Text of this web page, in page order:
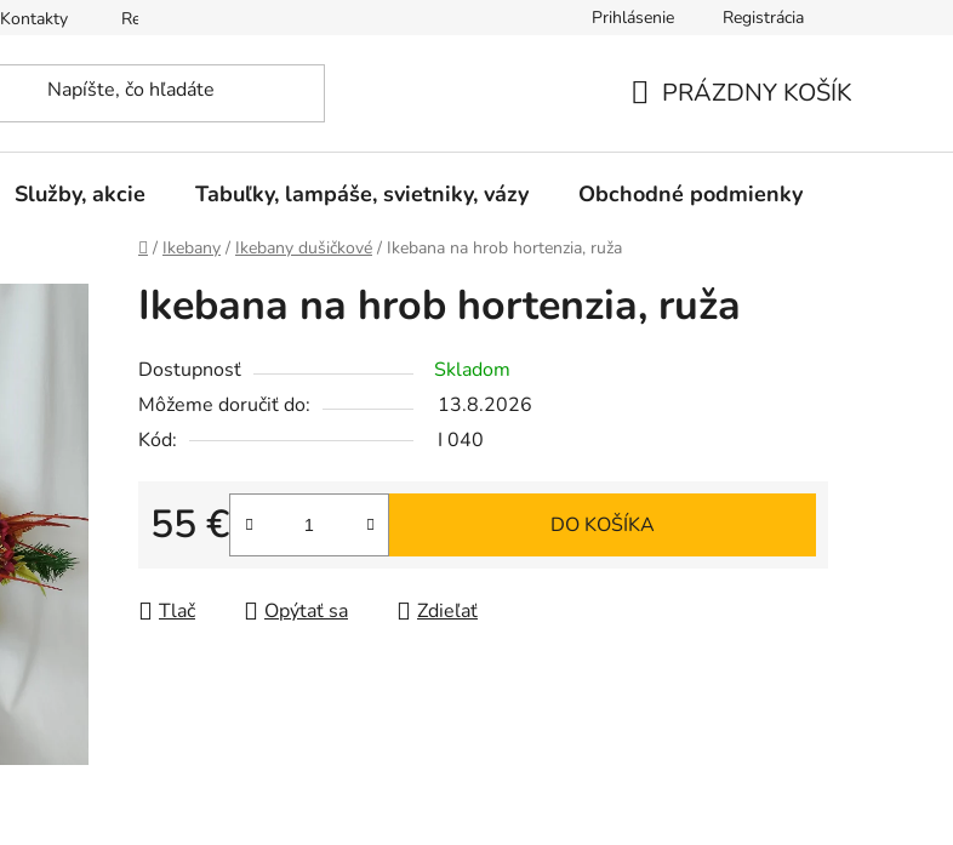
Kontakty Reklamačný poriadok Formulár pre odstúpenie od zmluvy +421 952 102 202
Prihlásenie Registrácia
KOŠÍK
PRÁZDNY KOŠÍK
Služby, akcie Tabuľky, lampáše, svietniky, vázy Obchodné podmienky
Domov
/ Ikebany / Ikebany dušičkové / Ikebana na hrob hortenzia, ruža
Ikebana na hrob hortenzia, ruža
Dostupnosť
Skladom
Môžeme doručiť do:
13.8.2026
Kód:
I 040
55 €
Jednotková cena:
DO KOŠÍKA
Tlač Opýtať sa Zdieľať